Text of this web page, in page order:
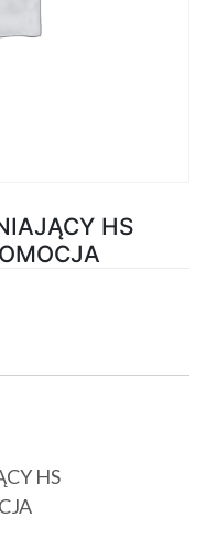
HS
HS